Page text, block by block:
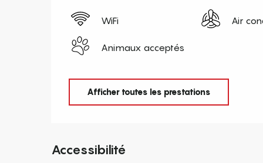
WiFi Air
Animaux acceptés
Afficher toutes les prestations
Accessibilité